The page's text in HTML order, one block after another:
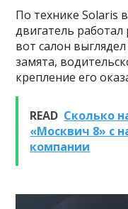
По технике Solaris
двигатель
вот салон
замята,
крепление его
READ Сколько
«Москвич 8» с
компании